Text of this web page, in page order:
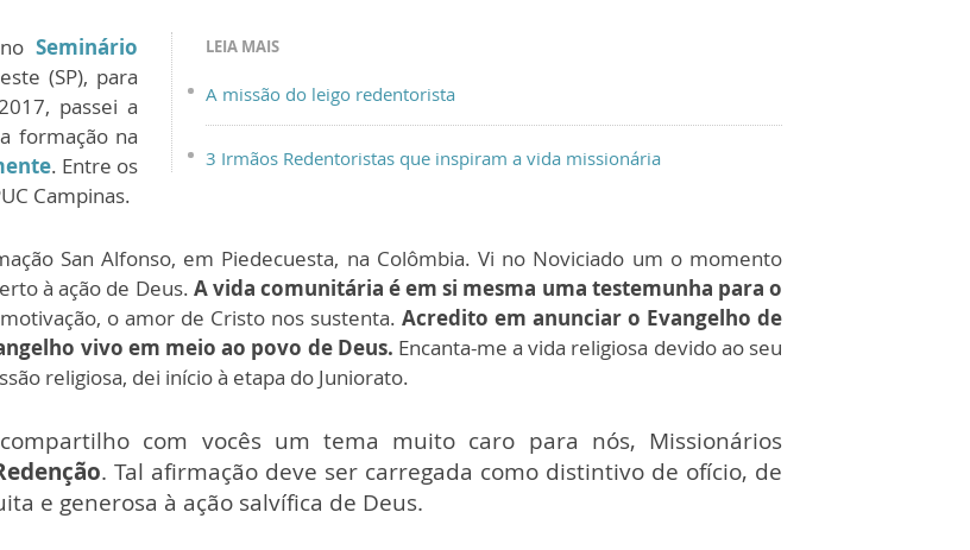
LEIA MAIS
A missão do leigo redentorista
3 Irmãos Redentoristas que inspiram a vida missionária
Seminário
(SP), para
passei a
formação na
. Entre os
Campinas.
San Alfonso, em Piedecuesta, na Colômbia. Vi no Noviciado um o momento
à ação de Deus. A vida comunitária é em si mesma uma testemunha para o
o amor de Cristo nos sustenta. Acredito em anunciar o Evangelho de
vivo em meio ao povo de Deus. Encanta-me a vida religiosa devido ao seu
religiosa, dei início à etapa do Juniorato.
com vocês um tema muito caro para nós, Missionários
. Tal afirmação deve ser carregada como distintivo de ofício, de
e generosa à ação salvífica de Deus.